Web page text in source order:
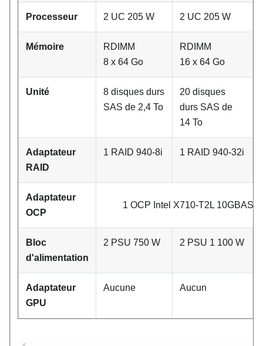
Processeur 2 UC 205 W 2 UC 205 W
Mémoire
RDIMM
8 x 64 Go
RDIMM
16 x 64 Go
Unité
8 disques durs
SAS de 2,4 To
20 disques
durs SAS de
14 To
Adaptateur
RAID
1 RAID 940-8i 1 RAID 940-32i
Adaptateur
OCP
1 OCP Intel X710-T2L
Bloc
d'alimentation
2 PSU 750 W 2 PSU 1 100 W
Adaptateur
GPU
Aucune Aucun